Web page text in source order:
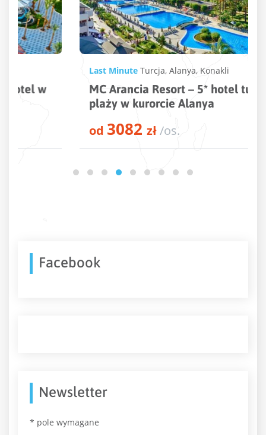
Turcja, Alanya,Konakli
MC Arancia Resort – 5* hotel tuż przy
plaży w kurorcie Alanya
zł/os.
Facebook
Newsletter
* pole wymagane